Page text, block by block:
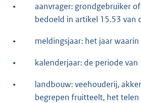
•
aanvrager: grondgebruiker
bedoeld in artikel 15.53 van
• meldingsjaar: het jaar
• kalenderjaar: de periode
•
landbouw: veehouderij,
begrepen fruitteelt, het